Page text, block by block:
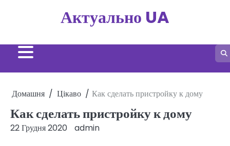
Актуально UA
Домашня Цікаво Как сделать пристройку к дому
Как сделать пристройку к дому
22 Грудня 2020 admin